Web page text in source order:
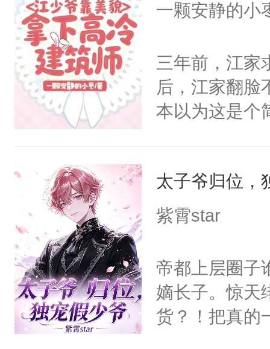
一颗安静的小
三年前，江家
后，江家翻脸
本以为这是个
可他不知道，
太子爷归位，
紫霄star
帝都上层圈子
嫡长子。惊天
货？！把真的